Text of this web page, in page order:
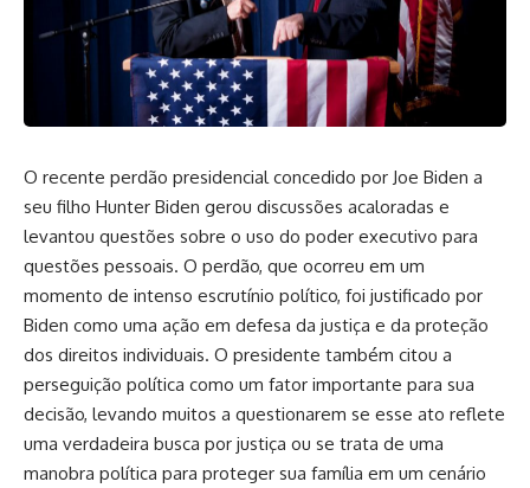
O recente perdão presidencial concedido por Joe Biden a
seu filho Hunter Biden gerou discussões acaloradas e
levantou questões sobre o uso do poder executivo para
questões pessoais. O perdão, que ocorreu em um
momento de intenso escrutínio político, foi justificado por
Biden como uma ação em defesa da justiça e da proteção
dos direitos individuais. O presidente também citou a
perseguição política como um fator importante para sua
decisão, levando muitos a questionarem se esse ato reflete
uma verdadeira busca por justiça ou se trata de uma
manobra política para proteger sua família em um cenário